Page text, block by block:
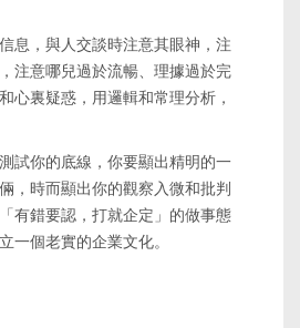
息，與人交談時注意其眼神，注
注意哪兒過於流暢、理據過於完
心裏疑惑，用邏輯和常理分析，
試你的底線，你要顯出精明的一
時而顯出你的觀察入微和批判
有錯要認，打就企定」的做事態
一個老實的企業文化。